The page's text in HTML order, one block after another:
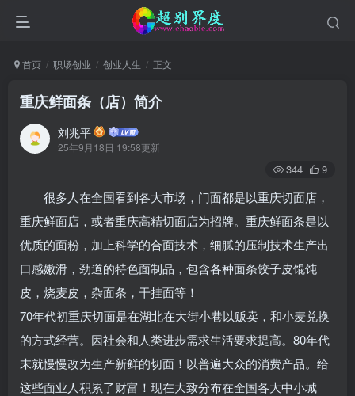
首页 职场创业 创业人生 正文
重庆鲜面条（店）简介
刘兆平
25年9月18日 19:58更新
344 9
很多人在全国看到各大市场，门面都是以重庆切面店，
重庆鲜面店，或者重庆高精切面店为招牌。重庆鲜面条是以
优质的面粉，加上科学的合面技术，细腻的压制技术生产出
口感嫩滑，劲道的特色面制品，包含各种面条饺子皮馄饨
皮，烧麦皮，杂面条，干挂面等！
70年代初重庆切面是在湖北在大街小巷以贩卖，和小麦兑换
的方式经营。因社会和人类进步需求生活要求提高。80年代
末就慢慢改为生产新鲜的切面！以普遍大众的消费产品。给
这些面业人积累了财富！现在大致分布在全国各大中小城